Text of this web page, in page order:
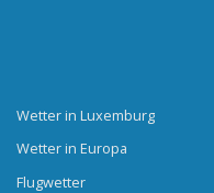
Wetter in Luxemburg
Wetter in Europa
Flugwetter